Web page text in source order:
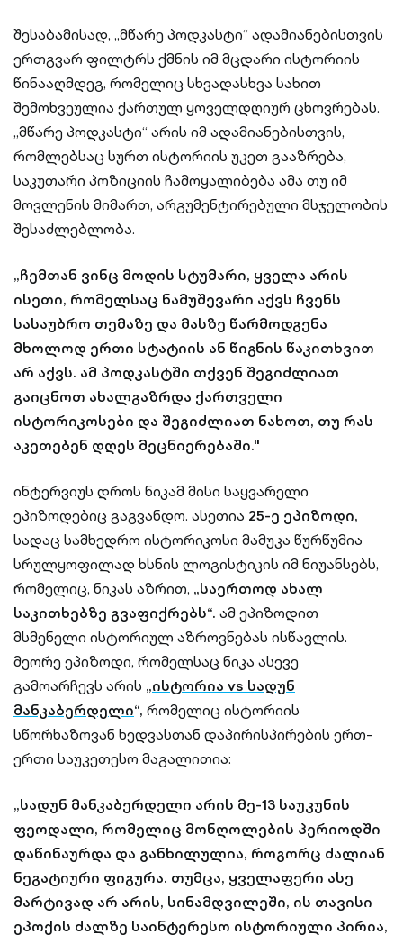
შესაბამისად, „მწარე პოდკასტი“ ადამიანებისთვის
ერთგვარ ფილტრს ქმნის იმ მცდარი ისტორიის
წინააღმდეგ, რომელიც სხვადასხვა სახით
შემოხვეულია ქართულ ყოველდღიურ ცხოვრებას.
„მწარე პოდკასტი“ არის იმ ადამიანებისთვის,
რომლებსაც სურთ ისტორიის უკეთ გააზრება,
საკუთარი პოზიციის ჩამოყალიბება ამა თუ იმ
მოვლენის მიმართ, არგუმენტირებული მსჯელობის
შესაძლებლობა.
„ჩემთან ვინც მოდის სტუმარი, ყველა არის
ისეთი, რომელსაც ნამუშევარი აქვს ჩვენს
სასაუბრო თემაზე და მასზე წარმოდგენა
მხოლოდ ერთი სტატიის ან წიგნის წაკითხვით
არ აქვს. ამ პოდკასტში თქვენ შეგიძლიათ
გაიცნოთ ახალგაზრდა ქართველი
ისტორიკოსები და შეგიძლიათ ნახოთ, თუ რას
აკეთებენ დღეს მეცნიერებაში."
ინტერვიუს დროს ნიკამ მისი საყვარელი
ეპიზოდებიც გაგვანდო. ასეთია 25-ე ეპიზოდი,
სადაც სამხედრო ისტორიკოსი მამუკა წურწუმია
სრულყოფილად ხსნის ლოგისტიკის იმ ნიუანსებს,
რომელიც, ნიკას აზრით, „საერთოდ ახალ
საკითხებზე გვაფიქრებს“. ამ ეპიზოდით
მსმენელი ისტორიულ აზროვნებას ისწავლის.
მეორე ეპიზოდი, რომელსაც ნიკა ასევე
გამოარჩევს არის „ისტორია vs სადუნ
მანკაბერდელი“, რომელიც ისტორიის
სწორხაზოვან ხედვასთან დაპირისპირების ერთ-
ერთი საუკეთესო მაგალითია:
„სადუნ მანკაბერდელი არის მე-13 საუკუნის
ფეოდალი, რომელიც მონღოლების პერიოდში
დაწინაურდა და განხილულია, როგორც ძალიან
ნეგატიური ფიგურა. თუმცა, ყველაფერი ასე
მარტივად არ არის, სინამდვილეში, ის თავისი
ეპოქის ძალზე საინტერესო ისტორიული პირია,